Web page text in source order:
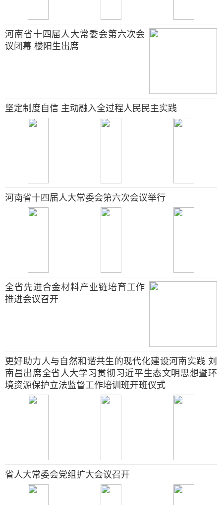
河南省十四届人大常委会第六次会
议闭幕 楼阳生出席
坚定制度自信 主动融入全过程人民民主实践
河南省十四届人大常委会第六次会议举行
全省先进合金材料产业链培育工作
推进会议召开
更好助力人与自然和谐共生的现代化建设河南实践 刘
南昌出席全省人大学习贯彻习近平生态文明思想暨环
境资源保护立法监督工作培训班开班仪式
省人大常委会党组扩大会议召开